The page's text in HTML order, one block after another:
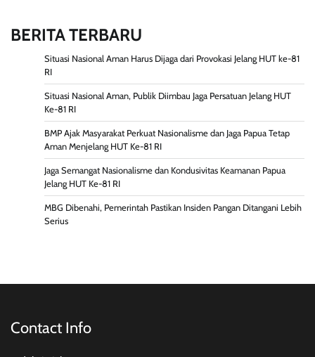
BERITA TERBARU
Situasi Nasional Aman Harus Dijaga dari Provokasi Jelang HUT ke-81
RI
Situasi Nasional Aman, Publik Diimbau Jaga Persatuan Jelang HUT
Ke-81 RI
BMP Ajak Masyarakat Perkuat Nasionalisme dan Jaga Papua Tetap
Aman Menjelang HUT Ke-81 RI
Jaga Semangat Nasionalisme dan Kondusivitas Keamanan Papua
Jelang HUT Ke-81 RI
MBG Dibenahi, Pemerintah Pastikan Insiden Pangan Ditangani Lebih
Serius
Contact Info